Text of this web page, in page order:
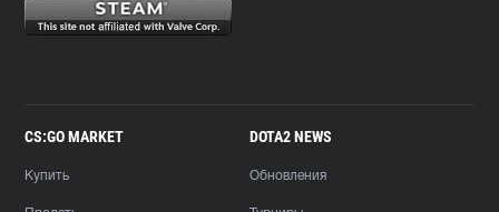
CS:GO MARKET
Купить
DOTA2 NEWS
Обновления